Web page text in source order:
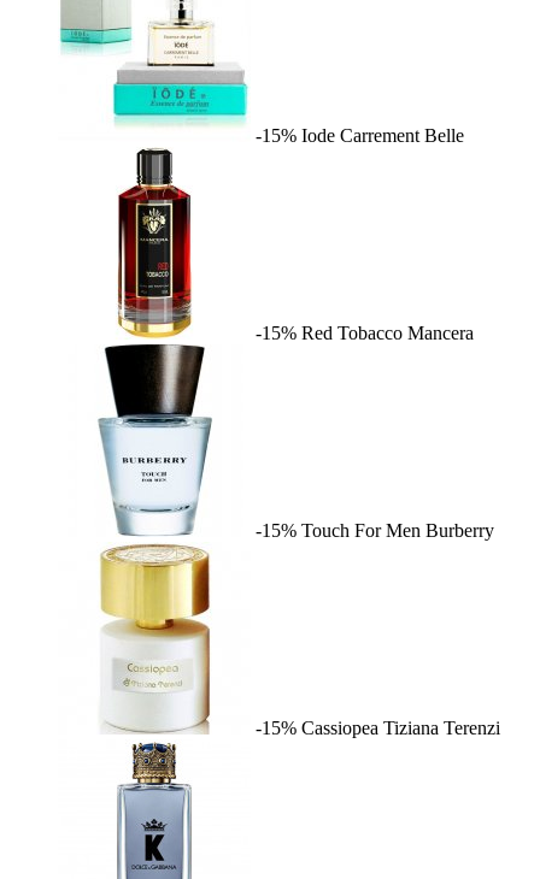
-15% Iode Carrement Belle
-15% Red Tobacco Mancera
-15% Touch For Men Burberry
-15% Cassiopea Tiziana Terenzi